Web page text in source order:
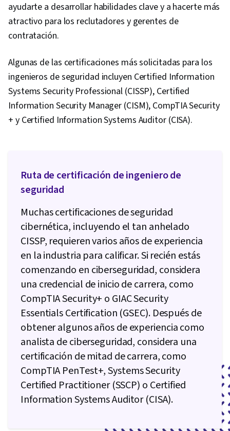
ayudarte a desarrollar habilidades clave y a hacerte más
atractivo para los reclutadores y gerentes de
contratación.
Algunas de las certificaciones más solicitadas para los
ingenieros de seguridad incluyen Certified Information
Systems Security Professional (CISSP), Certified
Information Security Manager (CISM), CompTIA Security
+ y Certified Information Systems Auditor (CISA).
Ruta de certificación de ingeniero de
seguridad
Muchas certificaciones de seguridad
cibernética, incluyendo el tan anhelado
CISSP, requieren varios años de experiencia
en la industria para calificar. Si recién estás
comenzando en ciberseguridad, considera
una credencial de inicio de carrera, como
CompTIA Security+ o GIAC Security
Essentials Certification (GSEC). Después de
obtener algunos años de experiencia como
analista de ciberseguridad, considera una
certificación de mitad de carrera, como
CompTIA PenTest+, Systems Security
Certified Practitioner (SSCP) o Certified
Information Systems Auditor (CISA).